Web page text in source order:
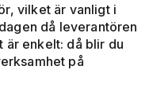
vilket är vanligt i
då leverantören
är enkelt: då blir du
på